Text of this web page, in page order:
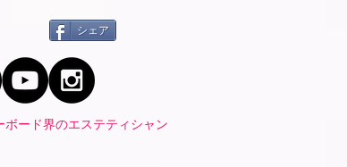
シェア
ード界のエステティシャン